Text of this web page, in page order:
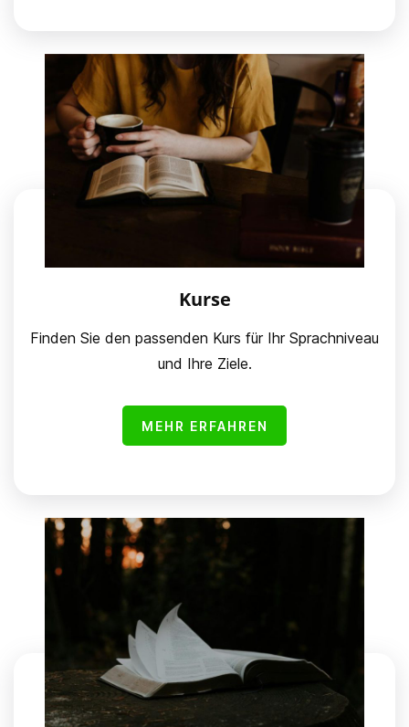
Kurse
Finden Sie den passenden Kurs für Ihr Sprachniveau
und Ihre Ziele.
MEHR ERFAHREN